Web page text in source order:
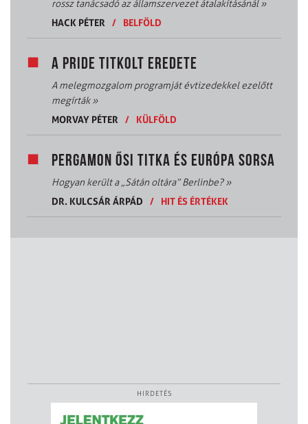
rossz tanácsadó az államszervezet átalakításánál»
HACK PÉTER
/ BELFÖLD
A PRIDE TITKOLT EREDETE
A melegmozgalom programját évtizedekkel ezelőtt
megírták»
MORVAY PÉTER
/ KÜLFÖLD
PERGAMON ŐSI TITKA ÉS EURÓPA SORSA
Hogyan került a „Sátán oltára” Berlinbe?»
DR. KULCSÁR ÁRPÁD
/ HIT ÉS ÉRTÉKEK
HIRDETÉS